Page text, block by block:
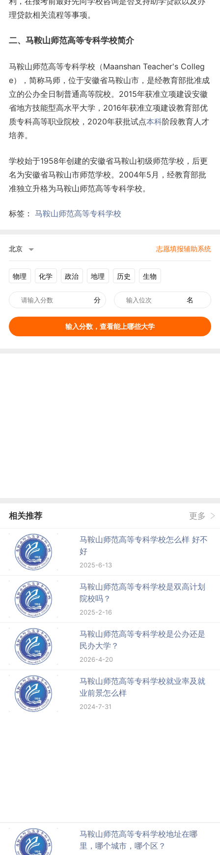
理贷款相关流程等事项。
二、马鞍山师范高等专科学校简介
马鞍山师范高等专科学校（Maanshan Teacher's Colleg
e），简称马师，位于安徽省马鞍山市，是经教育部批准成
立的公办全日制普通高等院校。2015年获准立项建设安徽
省地方技能型高水平大学，2016年获准立项建设教育部优
质专科高等职业院校，2020年获批试点本科阶段教育人才
培养。
学校始于1958年创建的安徽省马鞍山初级师范学校，后更
名为安徽省马鞍山市师范学校。2004年5月，经教育部批
准独立升格为马鞍山师范高等专科学校。
标签： 马鞍山师范高等专科学校
北京 志愿填报辅助系统
物理 化学 政治 地理 历史 生物
分 名
输入分数，查看能上哪些大学
相关推荐 更多
马鞍山师范高等专科学校怎么样 好不
好
2025-6-13
马鞍山师范高等专科学校是双高计划
院校吗？
2025-2-16
马鞍山师范高等专科学校是公办还是
民办大学？
2026-4-20
马鞍山师范高等专科学校就业率及就
业前景怎么样
2024-7-31
马鞍山师范高等专科学校地址在哪
里，哪个城市，哪个区？